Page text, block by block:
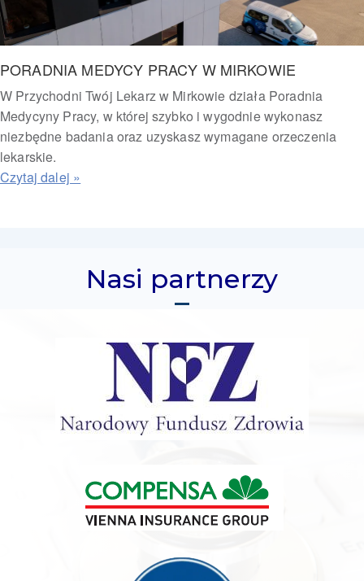
PORADNIA MEDYCY PRACY W MIRKOWIE
W Przychodni Twój Lekarz w Mirkowie działa Poradnia
Medycyny Pracy, w której szybko i wygodnie wykonasz
niezbędne badania oraz uzyskasz wymagane orzeczenia
lekarskie.
Nasi partnerzy